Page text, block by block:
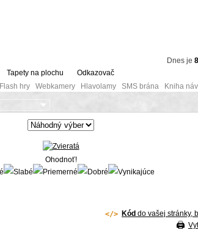
Dnes je
Tapety na plochu
Odkazovač
Flash hry Webkamery Hlavolamy SMS brána Kniha
Ohodnoť!
Kód do vašej stránky,